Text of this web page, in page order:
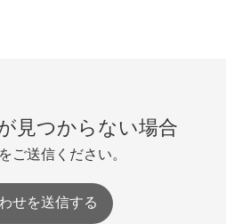
見つからない場合
ご送信ください。
せを送信する